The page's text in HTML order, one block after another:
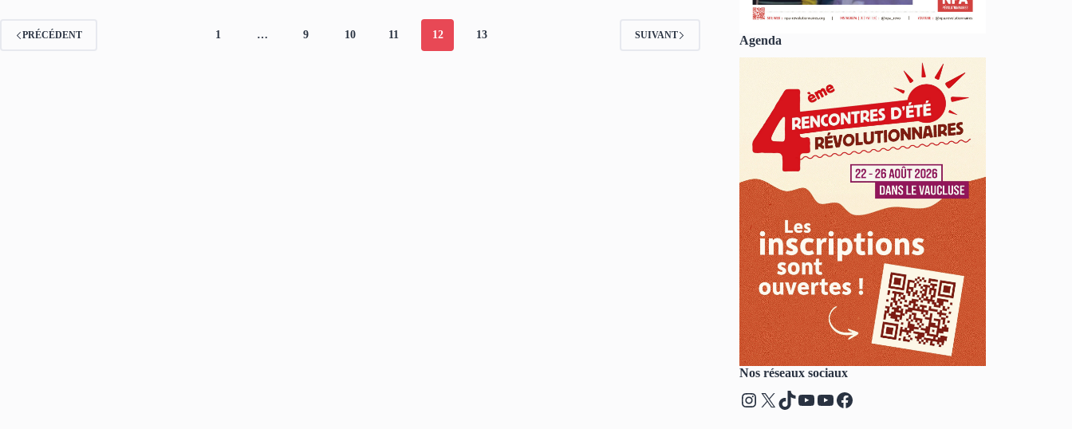
PRÉCÉDENT 1 … 9 10 11 12 13 SUIVANT Agenda
Nos réseaux sociaux
Instagram
X TikTok
YouTube
YouTube
Facebook